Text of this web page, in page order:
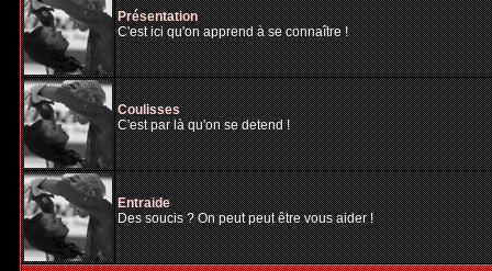
Présentation
C'est ici qu'on apprend à se connaître !
Coulisses
C'est par là qu'on se detend !
Entraide
Des soucis ? On peut peut être vous aider !